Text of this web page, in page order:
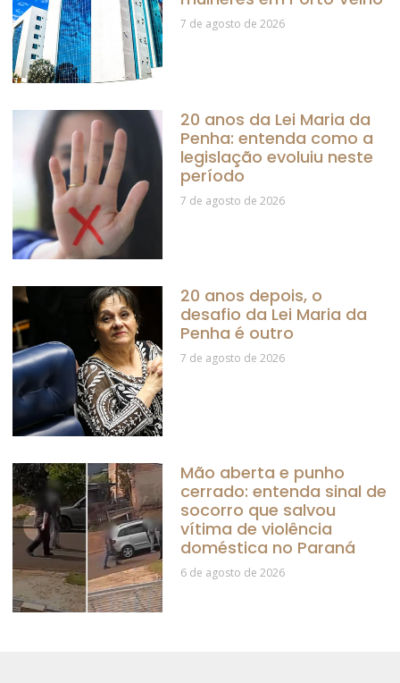
7 de agosto de 2026
20 anos da Lei Maria da
Penha: entenda como a
legislação evoluiu neste
período
7 de agosto de 2026
20 anos depois, o
desafio da Lei Maria da
Penha é outro
7 de agosto de 2026
Mão aberta e punho
cerrado: entenda sinal de
socorro que salvou
vítima de violência
doméstica no Paraná
6 de agosto de 2026